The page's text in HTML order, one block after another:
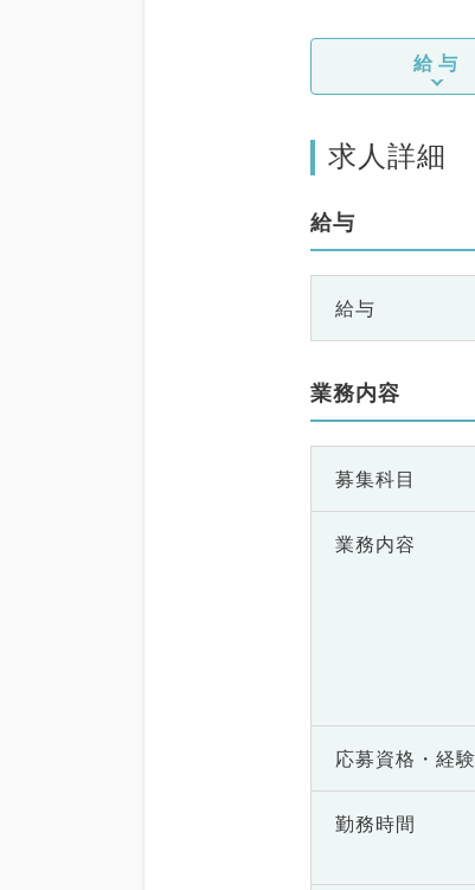
給与
求人詳細
給与
給与
業務内容
募集科目
業務内容
応募資格・ 経験
勤務時間